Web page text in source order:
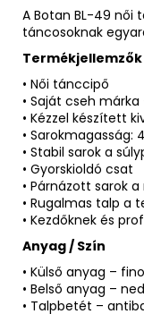
A Botan BL-49 női
táncosoknak
Termékjellemzők
• Női tánccipő
• Saját cseh márka
• Kézzel készített
•
• Stabil sarok a
• Gyorskioldó csat
• Párnázott sarok
• Rugalmas talp a
• Kezdőknek és
Anyag / Szín
• Külső anyag –
• Belső anyag –
• Talpbetét –